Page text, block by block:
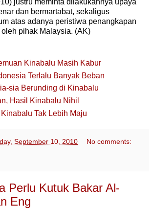
dan bermartabat, sekaligus
atas adanya peristiwa penangkapan
pihak Malaysia. (AK)
Kinabalu Masih Kabur
Terlalu Banyak Beban
sia Berunding di Kinabalu
Hasil Kinabalu Nihil
Tak Lebih Maju
September 10, 2010 No comments:
Perlu Kutuk Bakar Al-
Eng